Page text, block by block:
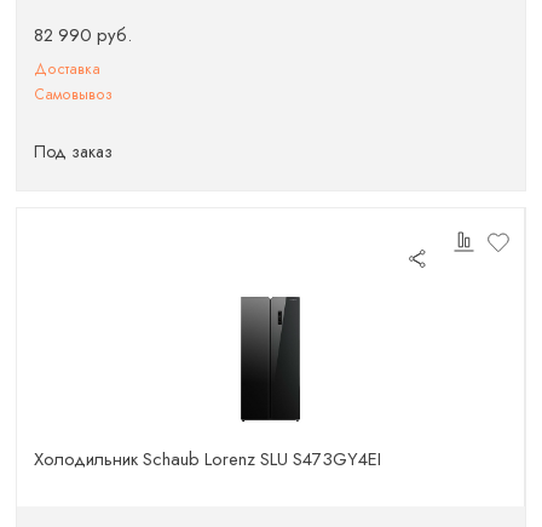
82 990 руб.
Доставка
Самовывоз
Под заказ
Холодильник Schaub Lorenz SLU S473GY4EI